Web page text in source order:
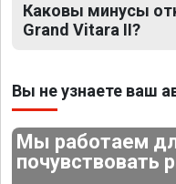
Каковы минусы
Grand Vitara II?
Вы не узнаете ваш
Мы работаем
почувствовать